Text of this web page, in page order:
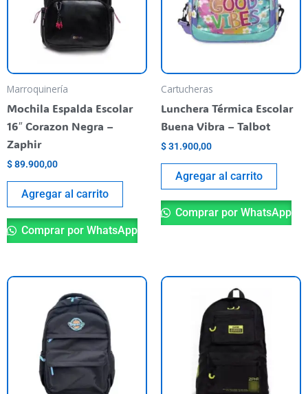
Marroquinería
Mochila Espalda Escolar
16″ Corazon Negra –
Zaphir
$89.900,00
Agregar al carrito
Comprar por WhatsApp
Cartucheras
Lunchera Térmica Escolar
Buena Vibra – Talbot
$31.900,00
Agregar al carrito
Comprar por WhatsApp